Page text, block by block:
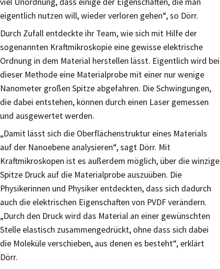
eigentlich nutzen will, wieder verloren gehen“, so Dörr.
Durch Zufall entdeckte ihr Team, wie sich mit Hilfe der
sogenannten Kraftmikroskopie eine gewisse elektrische
Ordnung in dem Material herstellen lässt. Eigentlich wird bei
dieser Methode eine Materialprobe mit einer nur wenige
Nanometer großen Spitze abgefahren. Die Schwingungen,
die dabei entstehen, können durch einen Laser gemessen
und ausgewertet werden.
„Damit lässt sich die Oberflächenstruktur eines Materials
auf der Nanoebene analysieren“, sagt Dörr. Mit
Kraftmikroskopen ist es außerdem möglich, über die winzige
Spitze Druck auf die Materialprobe auszuüben. Die
Physikerinnen und Physiker entdeckten, dass sich dadurch
auch die elektrischen Eigenschaften von PVDF verändern.
„Durch den Druck wird das Material an einer gewünschten
Stelle elastisch zusammengedrückt, ohne dass sich dabei
die Moleküle verschieben, aus denen es besteht“, erklärt
Dörr.